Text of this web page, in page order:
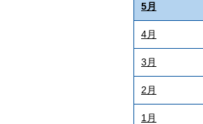
5月
4月
3月
2月
1月